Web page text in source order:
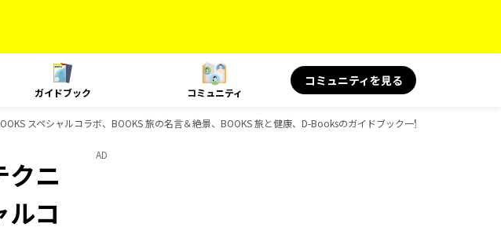
ガイドブック コミュニティ
コミュニティを見る
スペシャルコラボ、BOOKS 旅の名言＆絶景、BOOKS 旅と健康、D-Booksのガイドブック一覧
クニ
コ
AD